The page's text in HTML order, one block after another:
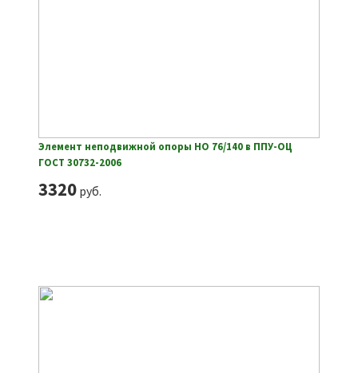
Элемент неподвижной опоры НО 76/140 в ППУ-ОЦ
ГОСТ 30732-2006
3320руб.